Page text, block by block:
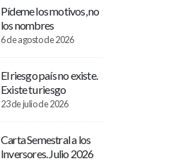
Pídeme los motivos, no
los nombres
6 de agosto de 2026
El riesgo país no existe.
Existe tu riesgo
23 de julio de 2026
Carta Semestral a los
Inversores. Julio 2026